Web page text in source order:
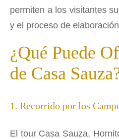
permiten a los visitantes
y el proceso de
¿Qué Puede
de Casa
1. Recorrido por los
El tour Casa Sauza,